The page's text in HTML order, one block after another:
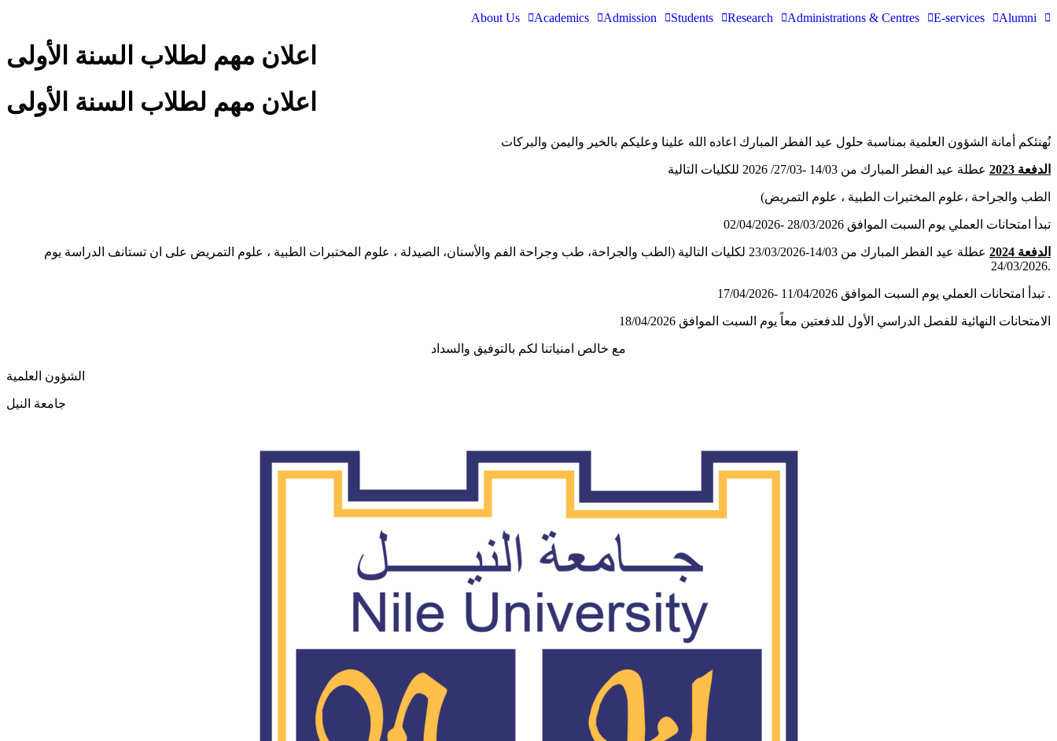
About Us Academics Admission Students Research Administrations & Centres E-services Alumni
اعلان مهم لطلاب السنة الأولى
اعلان مهم لطلاب السنة الأولى
نُهنئكم أمانة الشؤون العلمية بمناسبة حلول عيد الفطر المبارك اعاده الله علينا وعليكم بالخير واليمن والبركات
الدفعة 2023 عطلة عيد الفطر المبارك من 14/03 -27/03/ 2026 للكليات التالية
(الطب والجراحة ،علوم المختبرات الطبية ، علوم التمريض
تبدأ امتحانات العملي يوم السبت الموافق 28/03/2026 -02/04/2026
الدفعة 2024
عطلة عيد الفطر المبارك من 14/03-23/03/2026 لكليات التالية (الطب والجراحة، طب وجراحة الفم والأسنان، الصيدلة ، علوم المختبرات الطبية ، علوم التمريض على ان تستانف الدراسة يوم
24/03/2026.
تبدأ امتحانات العملي يوم السبت الموافق 11/04/2026 -17/04/2026 .
الامتحانات النهائية للفصل الدراسي الأول للدفعتين معاً يوم السبت الموافق 18/04/2026
مع خالص امنياتنا لكم بالتوفيق والسداد
الشؤون العلمية
جامعة النيل